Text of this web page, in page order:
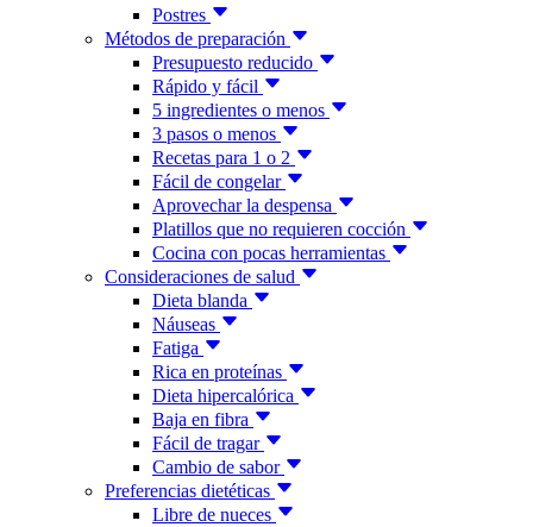
Postres
Métodos de preparación
Presupuesto reducido
Rápido y fácil
5 ingredientes o menos
3 pasos o menos
Recetas para 1 o 2
Fácil de congelar
Aprovechar la despensa
Platillos que no requieren cocción
Cocina con pocas herramientas
Consideraciones de salud
Dieta blanda
Náuseas
Fatiga
Rica en proteínas
Dieta hipercalórica
Baja en fibra
Fácil de tragar
Cambio de sabor
Preferencias dietéticas
Libre de nueces